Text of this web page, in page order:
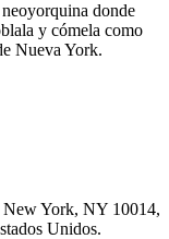
donde
y cómela como
Nueva York.
New York, NY 10014,
Unidos.